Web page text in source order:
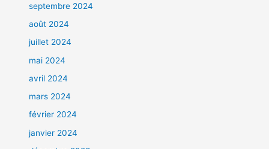
septembre 2024
août 2024
juillet 2024
mai 2024
avril 2024
mars 2024
février 2024
janvier 2024